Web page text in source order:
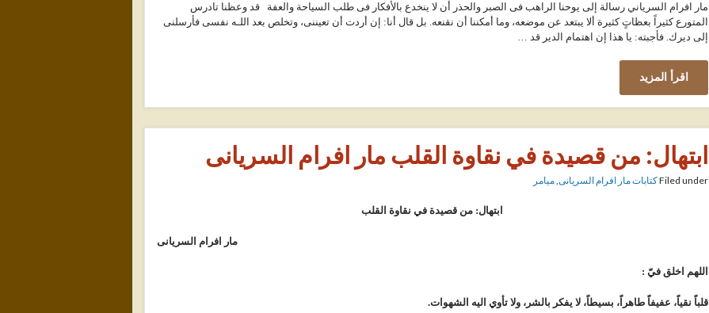
مار افرام السرياني رسالة إلى يوحنا الراهب فى الصبر والحذر أن لا ينخدع بالأفكار فى طلب السياحة والعفة قد وعظنا تادرس
المتورع كثيراً بعظاتٍ كثيرة ألا يبتعد عن موضعه، وما أمكننا أن نقنعه. بل قال أنا: إن أردت أن تعيننى، وتخلص بعد اللـه نفسى فأرسلنى
إلى ديرك. فأجبته: يا هذا إن اهتمام الدير قد …
اقرأ المزيد
ابتهال: من قصيدة في نقاوة القلب مار افرام السريانى
Filed underكتابات مار افرام السريانى ,ميامر
ابتهال: من قصيدة في نقاوة القلب
مار افرام السريانى
اللهم اخلق فيّ :
قلباً نقياً، عفيفاً طاهراً، بسيطاً، لا يفكر بالشر، ولا تأوي اليه الشهوات.